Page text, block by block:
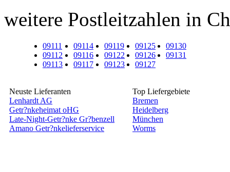
weitere Postleitzahlen in
09111
09112
09113
09114
09116
09117
09119
09122
09123
09125
09126
09127
09130
09131
Neuste Lieferanten
Lenhardt AG
Getr?nkeheimat oHG
Late-Night-Getr?nke Gr?benzell
Amano Getr?nkelieferservice
Top Liefergebiete
Bremen
Heidelberg
München
Worms